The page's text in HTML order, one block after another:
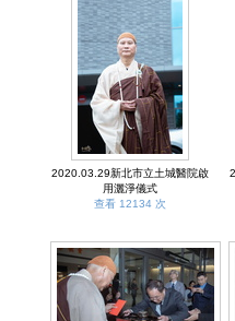
2020.03.29新北市立土城醫院啟
用灑淨儀式
查看 12134 次